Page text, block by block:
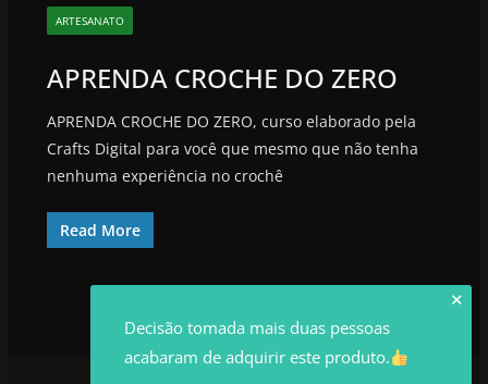
ARTESANATO
APRENDA CROCHE DO ZERO
APRENDA CROCHE DO ZERO, curso elaborado pela
Crafts Digital para você que mesmo que não tenha
nenhuma experiência no crochê
Read More
✕
Decisão tomada mais duas pessoas
acabaram de adquirir este produto.